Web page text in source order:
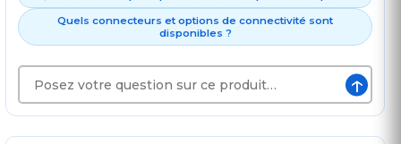
Quels connecteurs et options de connectivité sont
disponibles ?
↑